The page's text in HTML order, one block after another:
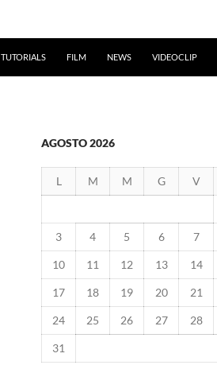
TUTORIALS FILM NEWS VIDEOCLIP
AGOSTO 2026
L M M G V
3 4 5 6 7
10 11 12 13 14
17 18 19 20 21
24 25 26 27 28
31